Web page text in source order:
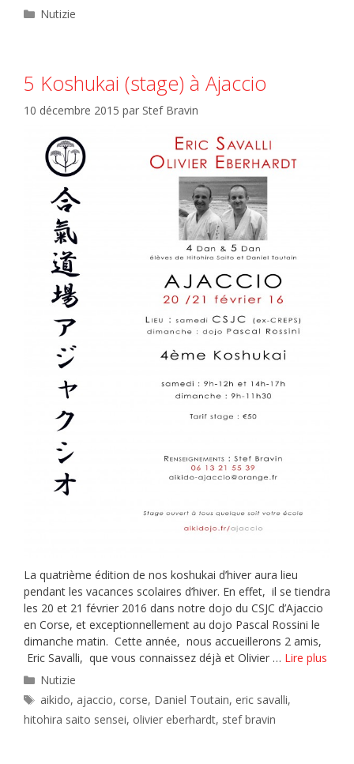
Catégories
Nutizie
5 Koshukai (stage) à Ajaccio
10 décembre 2015 par Stef Bravin
La quatrième édition de nos koshukai d’hiver aura lieu
pendant les vacances scolaires d’hiver. En effet, il se tiendra
les 20 et 21 février 2016 dans notre dojo du CSJC d’Ajaccio
en Corse, et exceptionnellement au dojo Pascal Rossini le
dimanche matin. Cette année, nous accueillerons 2 amis,
Eric Savalli, que vous connaissez déjà et Olivier … Lire plus
Catégories
Nutizie
Étiquettes
aikido, ajaccio, corse, Daniel Toutain, eric savalli,
hitohira saito sensei, olivier eberhardt, stef bravin